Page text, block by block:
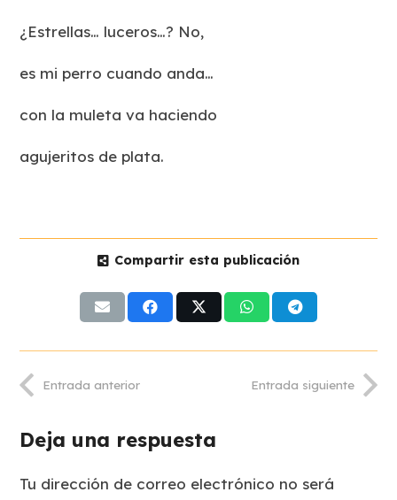
¿Estrellas… luceros…? No,
es mi perro cuando anda…
con la muleta va haciendo
agujeritos de plata.
Compartir esta publicación
Entrada anterior Entrada siguiente
Deja una respuesta
Tu dirección de correo electrónico no será